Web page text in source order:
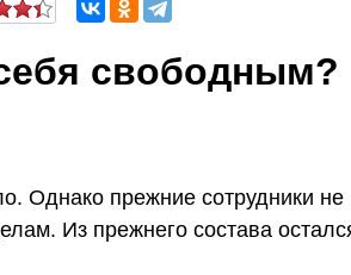
свободным?
Однако прежние сотрудники не
Из прежнего состава